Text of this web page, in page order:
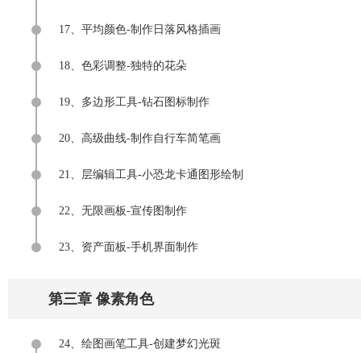
17、平均颜色-制作日落风格插画
18、色彩调整-独特的花朵
19、多边形工具-钻石图标制作
20、高级曲线-制作自行车简笔画
21、层编辑工具-小恐龙卡通图形绘制
22、无限画板-宣传图制作
23、资产面板-手机界面制作
第三章 像素角色
24、绘图画笔工具-创建梦幻光斑